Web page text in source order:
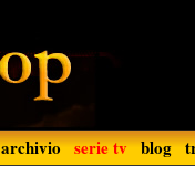
archivio serie tv blog